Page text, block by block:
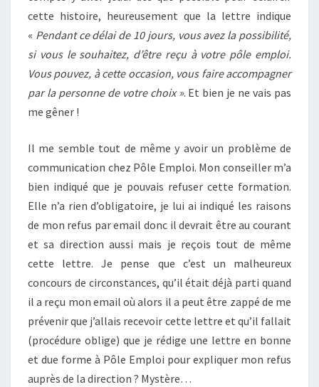
cette histoire, heureusement que la lettre indique
« Pendant ce délai de 10 jours, vous avez la possibilité,
si vous le souhaitez, d’être reçu à votre pôle emploi.
Vous pouvez, à cette occasion, vous faire accompagner
par la personne de votre choix ». Et bien je ne vais pas
me gêner !
Il me semble tout de même y avoir un problème de
communication chez Pôle Emploi. Mon conseiller m’a
bien indiqué que je pouvais refuser cette formation.
Elle n’a rien d’obligatoire, je lui ai indiqué les raisons
de mon refus par email donc il devrait être au courant
et sa direction aussi mais je reçois tout de même
cette lettre. Je pense que c’est un malheureux
concours de circonstances, qu’il était déjà parti quand
il a reçu mon email où alors il a peut être zappé de me
prévenir que j’allais recevoir cette lettre et qu’il fallait
(procédure oblige) que je rédige une lettre en bonne
et due forme à Pôle Emploi pour expliquer mon refus
auprès de la direction ? Mystère…